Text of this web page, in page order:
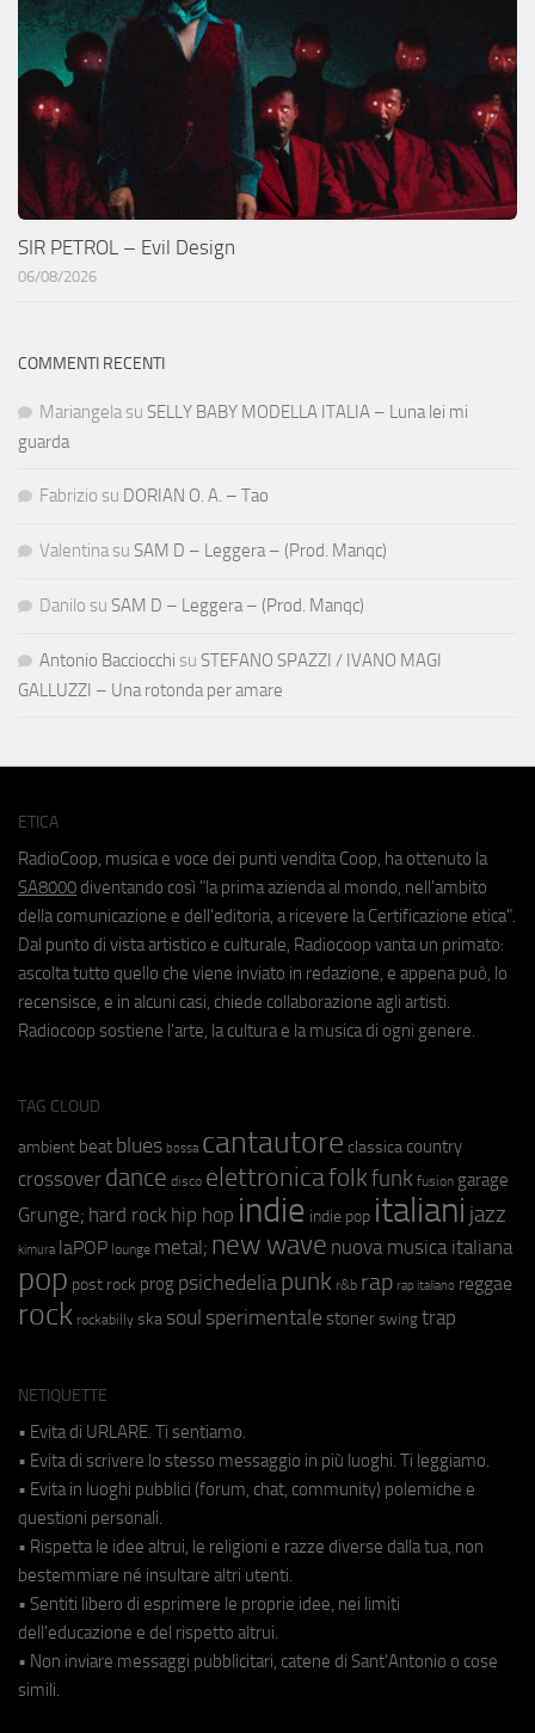
SIR PETROL – Evil Design
06/08/2026
COMMENTI RECENTI
Mariangela su SELLY BABY MODELLA ITALIA – Luna lei mi
guarda
Fabrizio su DORIAN O. A. – Tao
Valentina su SAM D – Leggera – (Prod. Manqc)
Danilo su SAM D – Leggera – (Prod. Manqc)
Antonio Bacciocchi su STEFANO SPAZZI / IVANO MAGI
GALLUZZI – Una rotonda per amare
ETICA
RadioCoop, musica e voce dei punti vendita Coop, ha ottenuto la
SA8000 diventando così "la prima azienda al mondo, nell'ambito
della comunicazione e dell'editoria, a ricevere la Certificazione etica".
Dal punto di vista artistico e culturale, Radiocoop vanta un primato:
ascolta tutto quello che viene inviato in redazione, e appena può, lo
recensisce, e in alcuni casi, chiede collaborazione agli artisti.
Radiocoop sostiene l'arte, la cultura e la musica di ogni genere.
TAG CLOUD
ambient beat blues bossa cantautore classica country
crossover dance disco elettronicafolkfunk fusion garage
Grunge; hard rock hip hop indie indie pop italiani jazz
kimura laPOP lounge metal; new wave nuova musica italiana
pop post rock prog psichedeliapunk r&b rap rap italiano reggae
rock rockabilly ska soul sperimentale stoner swing trap
NETIQUETTE
• Evita di URLARE. Ti sentiamo.
• Evita di scrivere lo stesso messaggio in più luoghi. Ti leggiamo.
• Evita in luoghi pubblici (forum, chat, community) polemiche e
questioni personali.
• Rispetta le idee altrui, le religioni e razze diverse dalla tua, non
bestemmiare né insultare altri utenti.
• Sentiti libero di esprimere le proprie idee, nei limiti
dell'educazione e del rispetto altrui.
• Non inviare messaggi pubblicitari, catene di Sant'Antonio o cose
simili.